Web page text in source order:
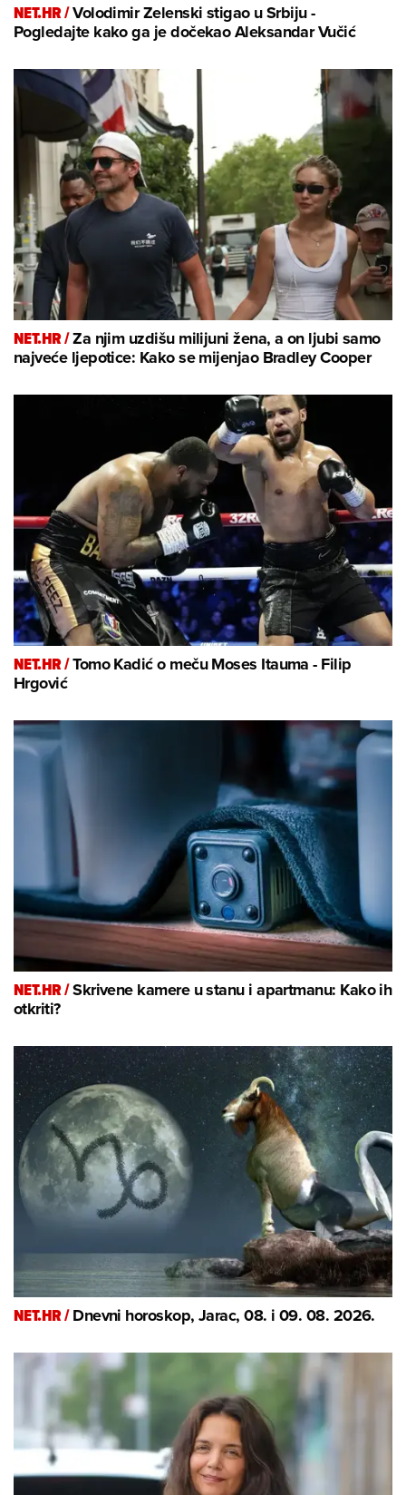
NET.HR /Volodimir Zelenski stigao u Srbiju -
Pogledajte kako ga je dočekao Aleksandar Vučić
NET.HR /Za njim uzdišu milijuni žena, a on ljubi samo
najveće ljepotice: Kako se mijenjao Bradley Cooper
NET.HR /Tomo Kadić o meču Moses Itauma - Filip
Hrgović
NET.HR /Skrivene kamere u stanu i apartmanu: Kako ih
otkriti?
NET.HR /Dnevni horoskop, Jarac, 08. i 09. 08. 2026.